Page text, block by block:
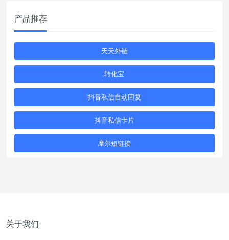
产品推荐
天天外链
转化宝
抖音私信自动回复
抖音私信卡片
摩尔短链接
关于我们